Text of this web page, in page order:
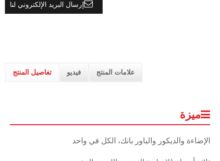
إرسال البريد الإلكتروني لنا
تفاصيل المنتج فيديو علامات المنتج
ميزة
الإضاءة والديكور والباور بانك، الكل في واحد